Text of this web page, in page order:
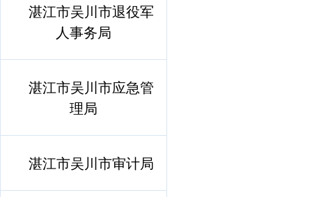
湛江市吴川市退役军
人事务局
湛江市吴川市应急管
理局
湛江市吴川市审计局